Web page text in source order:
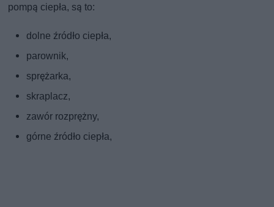
pompą ciepła, są to:
dolne źródło ciepła,
parownik,
sprężarka,
skraplacz,
zawór rozprężny,
górne źródło ciepła,